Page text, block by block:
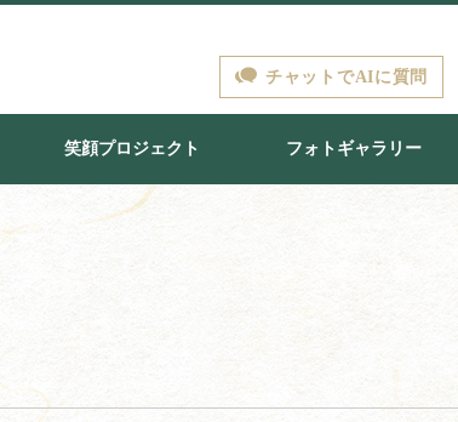
チャットでAIに質問
笑顔プロジェクト フォトギャラリー